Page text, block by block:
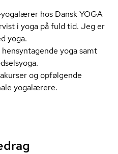
hos Dansk YOGA
i yoga på fuld tid. Jeg er
yoga.
yoga samt
og opfølgende
yogalærere.